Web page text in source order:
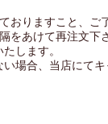
りますこと、ご
をあけて再注文下
します。
場合、当店にて